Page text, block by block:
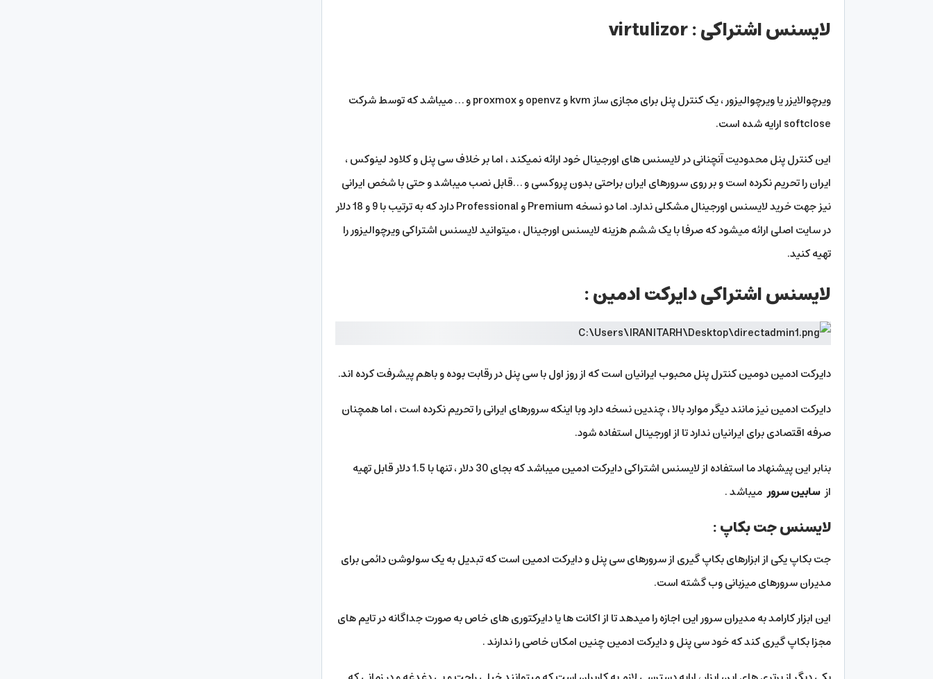
لایسنس اشتراکی : virtulizor
ویرچوالایزر یا ویرچوالیزور ، یک کنترل پنل برای مجازی ساز kvm و openvz و proxmox و … میباشد که توسط شرکت
softclose ارایه شده است.
این کنترل پنل محدودیت آنچنانی در لایسنس های اورجینال خود ارائه نمیکند ، اما بر خلاف سی پنل و کلاود لینوکس ،
ایران را تحریم نکرده است و بر روی سرورهای ایران براحتی بدون پروکسی و …قابل نصب میباشد و حتی با شخص ایرانی
نیز جهت خرید لایسنس اورجینال مشکلی ندارد. اما دو نسخه Premium و Professional دارد که به ترتیب با 9 و 18 دلار
در سایت اصلی ارائه میشود که صرفا با یک ششم هزینه لایسنس اورجینال ، میتوانید لایسنس اشتراکی ویرچوالیزور را
تهیه کنید.
لایسنس اشتراکی دایرکت ادمین :
دایرکت ادمین دومین کنترل پنل محبوب ایرانیان است که از روز اول با سی پنل در رقابت بوده و باهم پیشرفت کرده اند.
دایرکت ادمین نیز مانند دیگر موارد بالا ، چندین نسخه دارد وبا اینکه سرورهای ایرانی را تحریم نکرده است ، اما همچنان
صرفه اقتصادی برای ایرانیان ندارد تا از اورجینال استفاده شود.
بنابر این پیشنهاد ما استفاده از لایسنس اشتراکی دایرکت ادمین میباشد که بجای 30 دلار ، تنها با 1.5 دلار قابل تهیه
ازسابین سرورمیباشد .
لایسنس جت بکاپ :
جت بکاپ یکی از ابزارهای بکاپ گیری از سرورهای سی پنل و دایرکت ادمین است که تبدیل به یک سولوشن دائمی برای
مدیران سرورهای میزبانی وب گشته است.
این ابزار کارامد به مدیران سرور این اجازه را میدهد تا از اکانت ها یا دایرکتوری های خاص به صورت جداگانه در تایم های
مجزا بکاپ گیری کند که خود سی پنل و دایرکت ادمین چنین امکان خاصی را ندارند .